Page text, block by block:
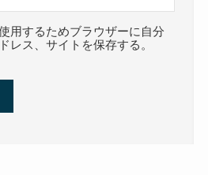
用するためブラウザーに自分
レス、サイトを保存する。